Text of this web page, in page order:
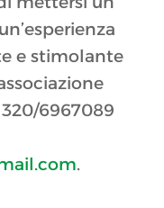
e stimolante
6967089
.